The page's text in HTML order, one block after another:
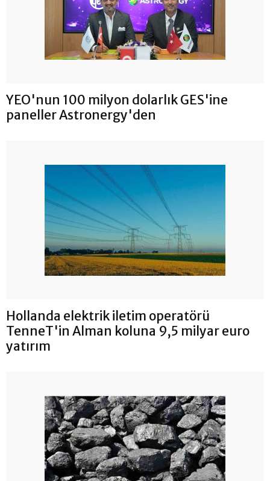
YEO'nun 100 milyon dolarlık GES'ine
paneller Astronergy'den
Hollanda elektrik iletim operatörü
TenneT'in Alman koluna 9,5 milyar euro
yatırım